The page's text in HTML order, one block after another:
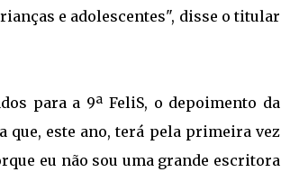
e adolescentes", disse o titular
para a 9ª FeliS, o depoimento da
este ano, terá pela primeira vez
eu não sou uma grande escritora